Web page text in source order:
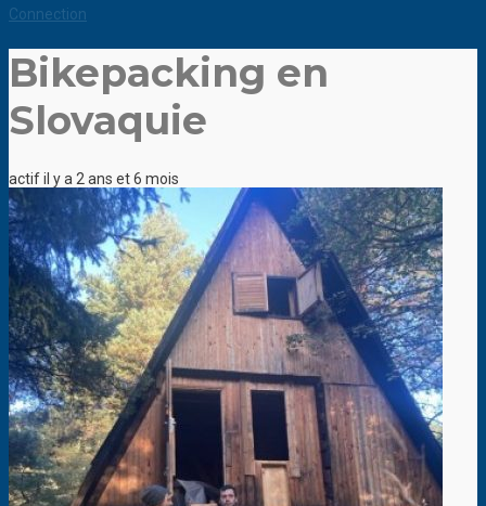
Connection
Bikepacking en
Slovaquie
actif il y a 2 ans et 6 mois